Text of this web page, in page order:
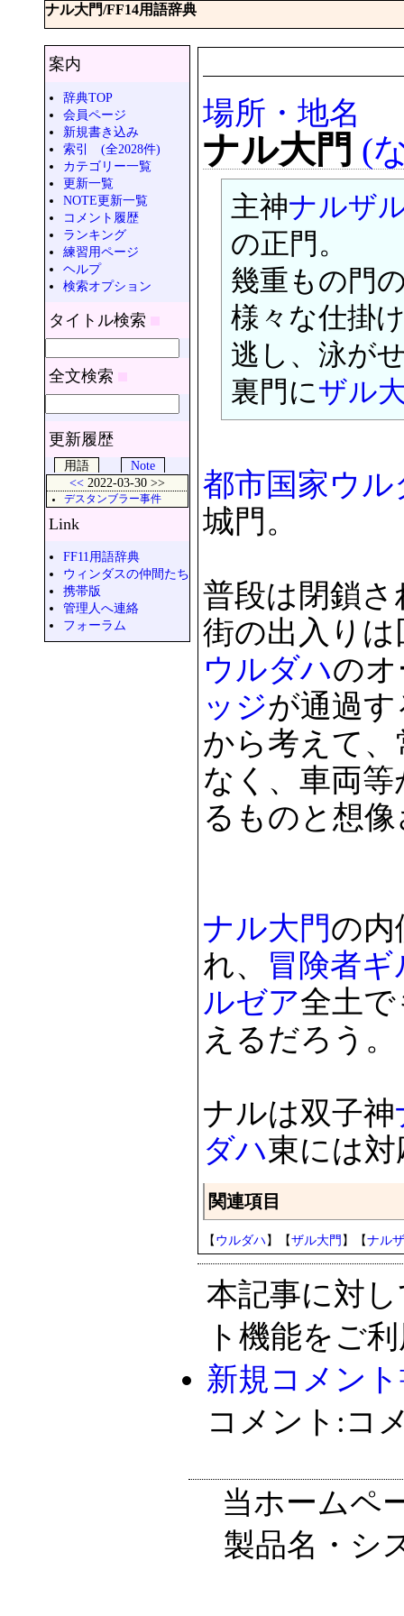
ナル大門/FF14用語辞典
案内
辞典TOP
会員ページ
新規書き込み
索引 (全2028件)
カテゴリー一覧
更新一覧
NOTE更新一覧
コメント履歴
ランキング
練習用ページ
ヘルプ
検索オプション
タイトル検索
全文検索
更新履歴
用語
Note
<< 2022-03-30 >>
デスタンブラー事件
Link
FF11用語辞典
ウィンダスの仲間たち
携帯版
管理人へ連絡
フォーラム
場所・地名
ナル大門 (
主神ナルザ
の正門。
幾重もの門
様々な仕掛
逃し、泳が
裏門にザル
都市国家ウル
城門。
普段は閉鎖
街の出入り
ウルダハの
ッジが通過
から考えて
なく、車両
るものと想
ナル大門の内
れ、
冒険者ギ
ルゼア全土
えるだろう。
ナルは双子神
ダハ東には
関連項目
【ウルダハ】【ザル大門 】【ナル
本記事に対
ト機能をご
新規コメン
コメント:コ
当ホームペ
製品名・シ